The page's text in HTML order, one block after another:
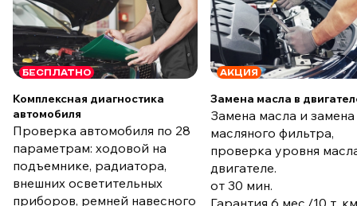
БЕСПЛАТНО
Комплексная диагностика
автомобиля
Проверка автомобиля по 28
параметрам: ходовой на
подъемнике, радиатора,
внешних осветительных
приборов, ремней навесного
АКЦИЯ
Замена масла в
Замена масла и замена
масляного фильтра,
проверка уровня
двигателе.
от 30 мин.
Гарантия 6 мес./10 т.